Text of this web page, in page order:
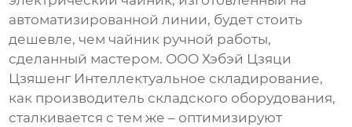
автоматизированной линии, будет стоить
дешевле, чем чайник ручной работы,
сделанный мастером. ООО Хэбэй Цзяци
Цзяшенг Интеллектуальное складирование,
как производитель складского оборудования,
сталкивается с тем же – оптимизируют